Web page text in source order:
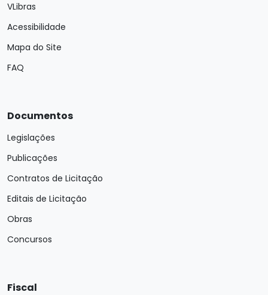
VLibras
Acessibilidade
Mapa do Site
FAQ
Documentos
Legislações
Publicações
Contratos de Licitação
Editais de Licitação
Obras
Concursos
Fiscal